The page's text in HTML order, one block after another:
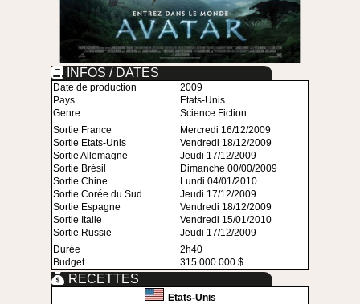
INFOS / DATES
Date de production
2009
Pays
Etats-Unis
Genre
Science Fiction
Sortie France
Mercredi 16/12/2009
Sortie Etats-Unis
Vendredi 18/12/2009
Sortie Allemagne
Jeudi 17/12/2009
Sortie Brésil
Dimanche 00/00/2009
Sortie Chine
Lundi 04/01/2010
Sortie Corée du Sud
Jeudi 17/12/2009
Sortie Espagne
Vendredi 18/12/2009
Sortie Italie
Vendredi 15/01/2010
Sortie Russie
Jeudi 17/12/2009
Durée
2h40
Budget
315 000 000 $
RECETTES
Etats-Unis